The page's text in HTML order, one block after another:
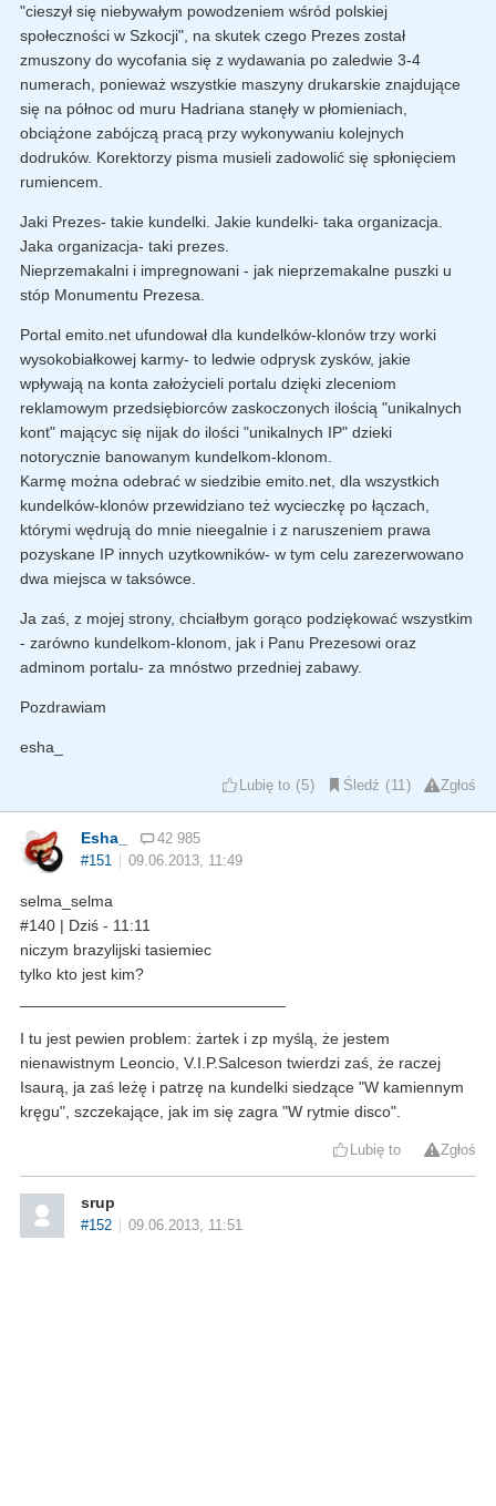
"cieszył się niebywałym powodzeniem wśród polskiej
społeczności w Szkocji", na skutek czego Prezes został
zmuszony do wycofania się z wydawania po zaledwie 3-4
numerach, ponieważ wszystkie maszyny drukarskie znajdujące
się na północ od muru Hadriana stanęły w płomieniach,
obciążone zabójczą pracą przy wykonywaniu kolejnych
dodruków. Korektorzy pisma musieli zadowolić się spłonięciem
rumiencem.
Jaki Prezes- takie kundelki. Jakie kundelki- taka organizacja.
Jaka organizacja- taki prezes.
Nieprzemakalni i impregnowani - jak nieprzemakalne puszki u
stóp Monumentu Prezesa.
Portal emito.net ufundował dla kundelków-klonów trzy worki
wysokobiałkowej karmy- to ledwie odprysk zysków, jakie
wpływają na konta założycieli portalu dzięki zleceniom
reklamowym przedsiębiorców zaskoczonych ilością "unikalnych
kont" mającyc się nijak do ilości "unikalnych IP" dzieki
notorycznie banowanym kundelkom-klonom.
Karmę można odebrać w siedzibie emito.net, dla wszystkich
kundelków-klonów przewidziano też wycieczkę po łączach,
którymi wędrują do mnie nieegalnie i z naruszeniem prawa
pozyskane IP innych uzytkowników- w tym celu zarezerwowano
dwa miejsca w taksówce.
Ja zaś, z mojej strony, chciałbym gorąco podziękować wszystkim
- zarówno kundelkom-klonom, jak i Panu Prezesowi oraz
adminom portalu- za mnóstwo przedniej zabawy.
Pozdrawiam
esha_
Lubię to 5 Śledź 11 Zgłoś
Esha_
42 985
#151
09.06.2013, 11:49
selma_selma
#140 | Dziś - 11:11
niczym brazylijski tasiemiec
tylko kto jest kim?
I tu jest pewien problem: żartek i zp myślą, że jestem
nienawistnym Leoncio, V.I.P.Salceson twierdzi zaś, że raczej
Isaurą, ja zaś leżę i patrzę na kundelki siedzące "W kamiennym
kręgu", szczekające, jak im się zagra "W rytmie disco".
Lubię to Zgłoś
srup
#152 09.06.2013, 11:51